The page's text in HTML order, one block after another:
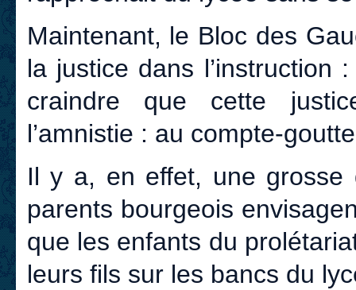
Maintenant, le Bloc des
la justice dans
craindre que cette
l’amnistie : au compte-
Il y a, en effet, une grosse
parents bourgeois
que les enfants du
leurs fils sur les bancs du